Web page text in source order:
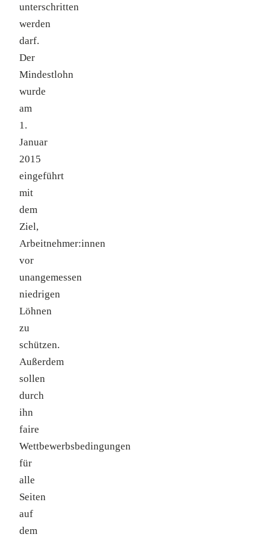
unterschritten
werden
darf.
Der
Mindestlohn
wurde
am
1.
Januar
2015
eingeführt
mit
dem
Ziel,
Arbeitnehmer:innen
vor
unangemessen
niedrigen
Löhnen
zu
schützen.
Außerdem
sollen
durch
ihn
faire
Wettbewerbsbedingungen
für
alle
Seiten
auf
dem